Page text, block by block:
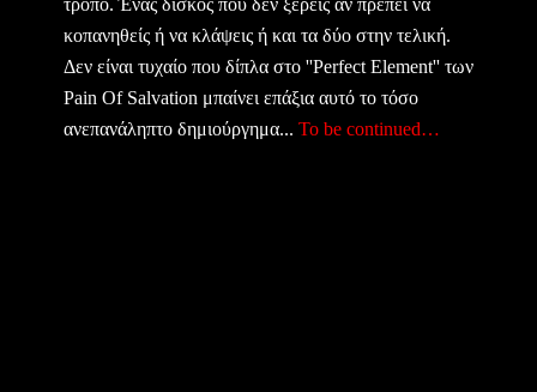
κοπανηθείς ή να κλάψεις ή και τα δύο στην τελική.
Δεν είναι τυχαίο που δίπλα στο ''Perfect Element'' των
Pain Of Salvation μπαίνει επάξια αυτό το τόσο
ανεπανάληπτο δημιούργημα... To be continued…